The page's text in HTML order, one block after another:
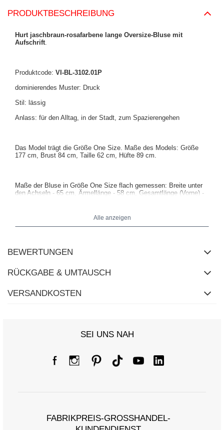
PRODUKTBESCHREIBUNG
Hurt jaschbraun-rosafarbene lange Oversize-Bluse mit
Aufschrift.
Produktcode: VI-BL-3102.01P
dominierendes Muster: Druck
Stil: lässig
Anlass: für den Alltag, in der Stadt, zum Spazierengehen
Das Model trägt die Größe One Size. Maße des Models: Größe
177 cm, Brust 84 cm, Taille 62 cm, Hüfte 89 cm.
Maße der Bluse in Größe One Size flach gemessen: Breite unter
den Achseln - 65 cm, Ärmellänge - 58 cm, Gesamtlänge (Vorne) -
Alle anzeigen
BEWERTUNGEN
RÜCKGABE & UMTAUSCH
VERSANDKOSTEN
SEI UNS NAH
FABRIKPREIS-GROSSHANDEL-K